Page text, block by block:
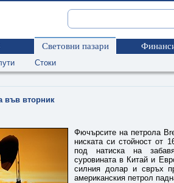
Световни пазари
Стоки
във вторник
Фючърсите на петрола
ниската си стойност от
под натиска на
суровината в Китай и
силния долар и свръх
американския петрол